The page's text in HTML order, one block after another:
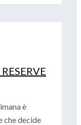
è
che decide